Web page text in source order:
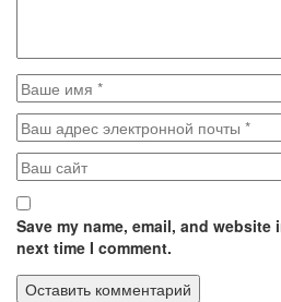
Save my name, email, and
next time I comment.